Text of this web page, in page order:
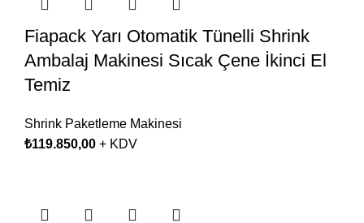
Fiapack Yarı Otomatik Tünelli Shrink
Ambalaj Makinesi Sıcak Çene İkinci El
Temiz
Shrink Paketleme Makinesi
₺119.850,00 + KDV